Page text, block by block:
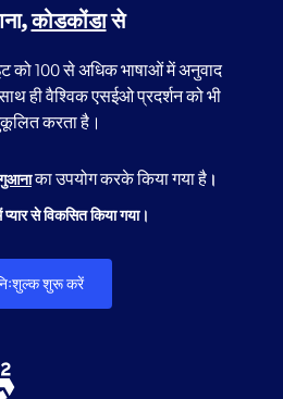
कोडकोंडासे
को 100 से अधिक भाषाओं में अनुवाद
ही वैश्विक एसईओ प्रदर्शन को भी
करता है।
का उपयोग करके किया गया है ।
से विकसित किया गया।
शुरू करें